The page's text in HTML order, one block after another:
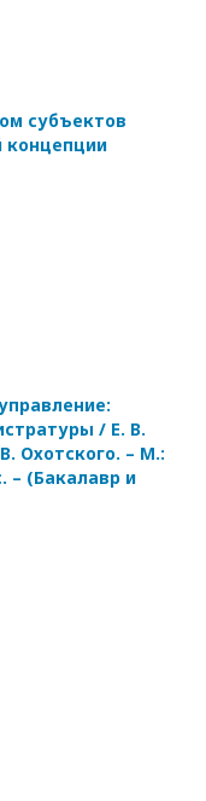
субъектов
концепции
/ Е. В.
Охотского. – М.:
– (Бакалавр и